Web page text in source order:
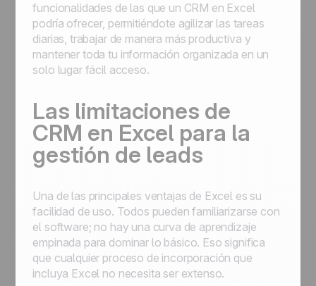
funcionalidades de las que un CRM en Excel
podría ofrecer, permitiéndote agilizar las tareas
diarias, trabajar de manera más productiva y
mantener toda tu información organizada en un
solo lugar fácil acceso.
Las limitaciones de
CRM en Excel para la
gestión de leads
Una de las principales ventajas de Excel es su
facilidad de uso. Todos pueden familiarizarse con
el software; no hay una curva de aprendizaje
empinada para dominar lo básico. Eso significa
que cualquier proceso de incorporación que
incluya Excel no necesita ser extenso.